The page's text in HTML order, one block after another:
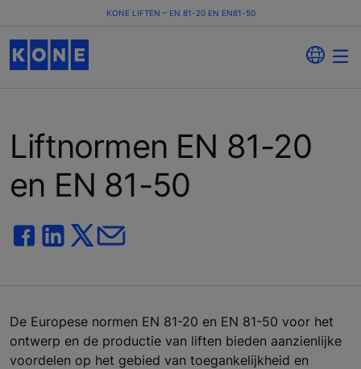
KONE LIFTEN – EN 81-20 EN EN81-50
Liftnormen EN 81-20
en EN 81-50
De Europese normen EN 81-20 en EN 81-50 voor het
ontwerp en de productie van liften bieden aanzienlijke
voordelen op het gebied van toegankelijkheid en